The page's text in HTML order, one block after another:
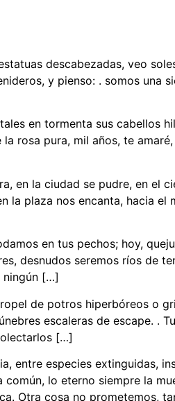
descabezadas, veo
y pienso: . somos una
en tormenta sus cabellos
rosa pura, mil años, te
en la ciudad se pudre, en
la plaza nos encanta, hacia
en tus pechos; hoy,
desnudos seremos ríos de
ningún […]
de potros hiperbóreos o
escaleras de escape. .
[…]
entre especies extinguidas,
lo eterno siempre la
Otra cosa no prometemos,